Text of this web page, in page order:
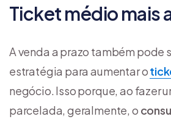
Ticket médio mais
A venda a prazo também pode
estratégia para aumentar o
negócio. Isso porque, ao fazer
parcelada, geralmente, o